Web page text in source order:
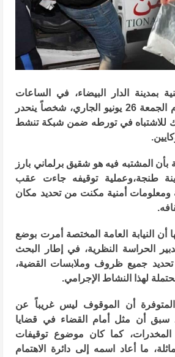
بمدينة الدار البيضاء، في الساعات
الأولى من صباح اليوم الجمعة 26 يونيو الجاري، شخصاً ينحدر
للاشتباه في تورطه ضمن شبكة تنشط
المشتبه فيه هو شقيق برلماني بارز
طنجة،وعملية توقيفه جاءت عقب
ومعلومات أمنية مكنت من تحديد مكان
أن النيابة العامة المختصة أمرت بوضع
الحراسة النظرية، في إطار البحث
تحديد جميع ظروف وملابسات القضية،
لهذا النشاط الإجرامي.
أن الموقوف ليس غريباً عن
سبق أن مثل أمام القضاء في قضايا
المخدرات، كما كان موضوع توقيفات
ما أعاد اسمه إلى دائرة الاهتمام